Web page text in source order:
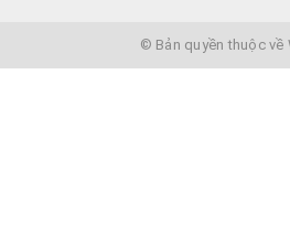
© Bản quyền thuộc về